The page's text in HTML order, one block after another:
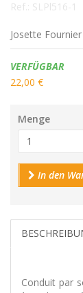
Ref.: SLPl516-1
Josette Fournier
Verfügbarkeit:
VERFÜGBAR
22,00 €
Menge
In den
Conduit par